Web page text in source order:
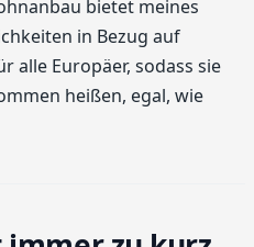
bietet meines
in Bezug auf
alle Europäer, sodass sie
heißen, egal, wie